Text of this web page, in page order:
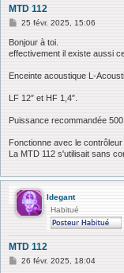
MTD 112
M
s
s
e
25 févr. 2025, 15:06
Bonjour à toi.
effectivement il existe aussi
Enceinte acoustique L-
LF 12″ et HF 1,4″.
Puissance recommandée
Fonctionne avec le
La MTD 112 s'utilisait sans
ldegant
Habitué
MTD 112
M26 févr. 2025, 18:04